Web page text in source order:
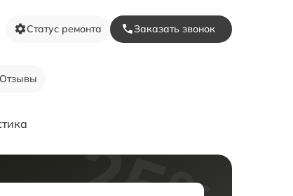
Статус ремонта Заказать звонок
Отзывы